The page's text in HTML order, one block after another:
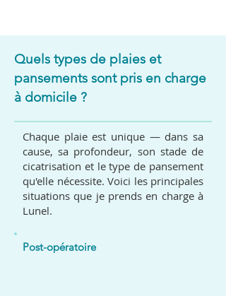
Quels types de plaies et
pansements sont pris en charge
à domicile ?
Chaque plaie est unique — dans sa
cause, sa profondeur, son stade de
cicatrisation et le type de pansement
qu'elle nécessite. Voici les principales
situations que je prends en charge à
Lunel.
Post-opératoire